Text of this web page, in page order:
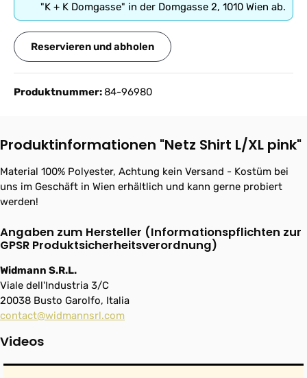
"K + K Domgasse" in der Domgasse 2, 1010 Wien ab.
Reservieren und abholen
Produktnummer:84-96980
Produktinformationen "Netz Shirt L/XL pink"
Material 100% Polyester, Achtung kein Versand - Kostüm bei
uns im Geschäft in Wien erhältlich und kann gerne probiert
werden!
Angaben zum Hersteller (Informationspflichten zur
GPSR Produktsicherheitsverordnung)
Widmann S.R.L.
Viale dell'Industria 3/C
20038 Busto Garolfo, Italia
contact@widmannsrl.com
Videos